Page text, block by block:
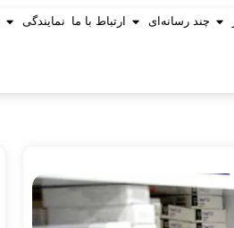
چند رسانه‌ای ارتباط با ما نمایندگی